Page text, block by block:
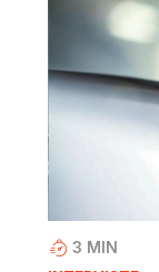
3 MIN